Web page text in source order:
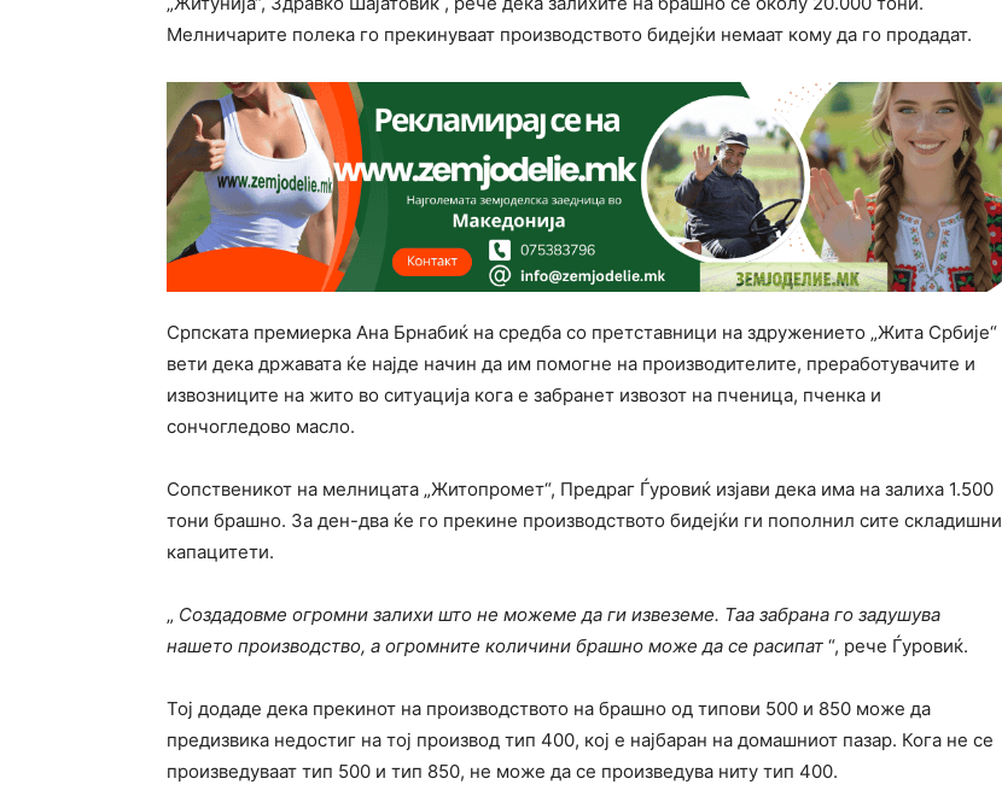
Мелничарите полека го прекинуваат производството бидејќи немаат кому да го продадат.
Српската премиерка Ана Брнабиќ на средба со претставници на здружението „Жита Србије“
вети дека државата ќе најде начин да им помогне на производителите, преработувачите и
извозниците на жито во ситуација кога е забранет извозот на пченица, пченка и
сончогледово масло.
Сопственикот на мелницата „Житопромет“, Предраг Ѓуровиќ изјави дека има на залиха 1.500
тони брашно. За ден-два ќе го прекине производството бидејќи ги пополнил сите складишни
капацитети.
„ Создадовме огромни залихи што не можеме да ги извеземе. Таа забрана го задушува
нашето производство, а огромните количини брашно може да се расипат “, рече Ѓуровиќ.
Тој додаде дека прекинот на производството на брашно од типови 500 и 850 може да
предизвика недостиг на тој производ тип 400, кој е најбаран на домашниот пазар. Кога не се
произведуваат тип 500 и тип 850, не може да се произведува ниту тип 400.